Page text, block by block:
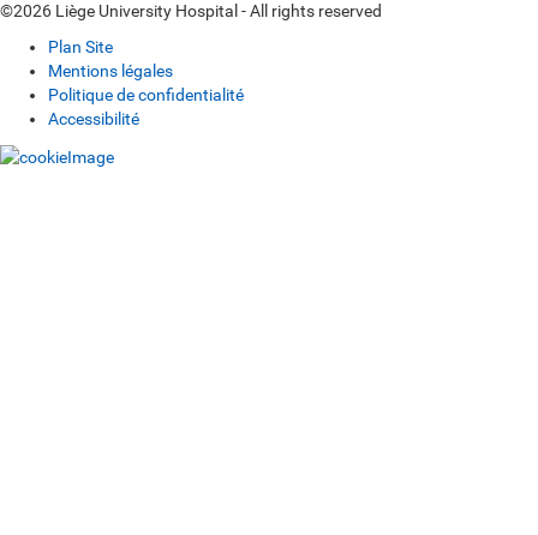
©2026 Liège University Hospital - All rights reserved
Plan Site
Mentions légales
Politique de confidentialité
Accessibilité